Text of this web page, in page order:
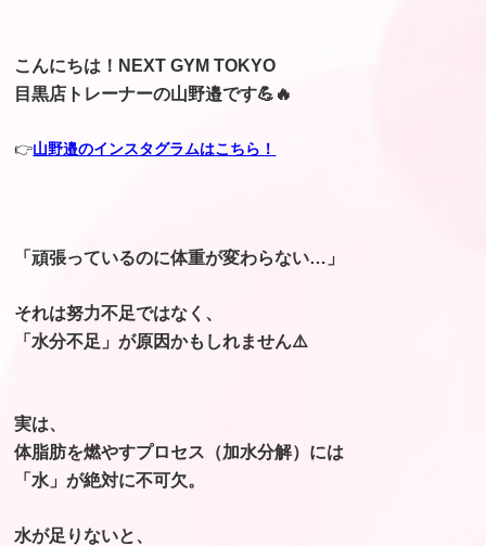
こんにちは！NEXT GYM TOKYO
目黒店トレーナーの山野邉です💪🔥
👉山野邉のインスタグラムはこちら！
「頑張っているのに体重が変わらない…」
それは努力不足ではなく、
「水分不足」が原因かもしれません⚠️
実は、
体脂肪を燃やすプロセス（加水分解）には
「水」が絶対に不可欠。
水が足りないと、